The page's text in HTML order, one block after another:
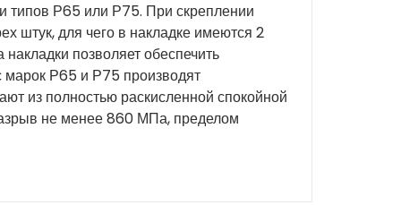
типов Р65 или Р75. При скреплении
штук, для чего в накладке имеются 2
позволяет обеспечить
марок Р65 и Р75 производят
из полностью раскисленной спокойной
не менее 860 МПа, пределом